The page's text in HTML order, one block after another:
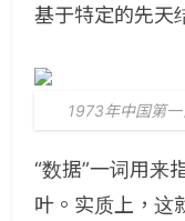
基于特定的先天
1973年中国第
“数据”一词用来
叶。实质上，这